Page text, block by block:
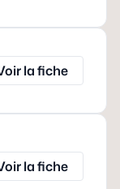
la fiche
la fiche